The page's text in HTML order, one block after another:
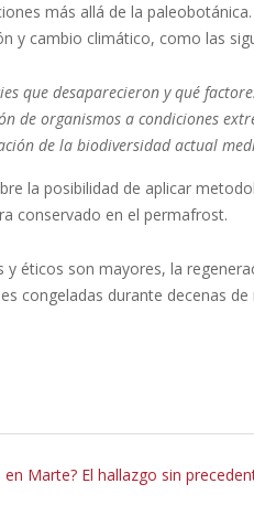
más allá de la
y cambio climático, como las
que desaparecieron y qué
de organismos a condiciones
de la biodiversidad actual
la posibilidad de aplicar
conservado en el permafrost.
éticos son mayores, la
congeladas durante decenas de
Marte? El hallazgo sin